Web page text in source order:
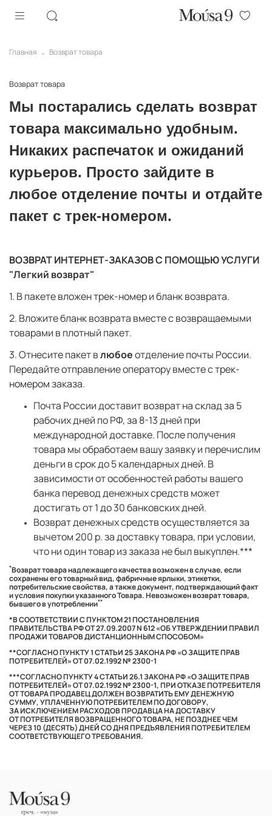
Главная Возврат товара
Возврат товара
Мы постарались сделать возврат
товара максимально удобным.
Никаких распечаток и ожиданий
курьеров. Просто зайдите в
любое отделение почты и отдайте
пакет с трек-номером.
ВОЗВРАТ ИНТЕРНЕТ-ЗАКАЗОВ С ПОМОЩЬЮ УСЛУГИ
"Легкий возврат"
1. В пакете вложен трек-номер и бланк возврата.
2. Вложите бланк возврата вместе с возвращаемыми
товарами в плотный пакет.
3. Отнесите пакет влюбоеотделение почты России.
Передайте отправление оператору вместе с трек-
номером заказа.
Почта России доставит возврат на склад за 5
рабочих дней по РФ, за 8-13 дней при
международной доставке. После получения
товара мы обработаем вашу заявку и перечислим
деньги в срок до 5 календарных дней. В
зависимости от особенностей работы вашего
банка перевод денежных средств может
достигать от 1 до 30 банковских дней.
Возврат денежных средств осуществляется за
вычетом 200 р. за доставку товара, при условии,
что ни один товар из заказа не был выкуплен.***
*Возврат товара надлежащего качества возможен в случае, если
сохранены его товарный вид, фабричные ярлыки, этикетки,
потребительские свойства, а также документ, подтверждающий факт
и условия покупки указанного Товара. Невозможен возврат товара,
бывшего в употреблении**
*В СООТВЕТСТВИИ С ПУНКТОМ 21 ПОСТАНОВЛЕНИЯ
ПРАВИТЕЛЬСТВА РФ ОТ 27.09.2007 N 612 «ОБ УТВЕРЖДЕНИИ ПРАВИЛ
ПРОДАЖИ ТОВАРОВ ДИСТАНЦИОННЫМ СПОСОБОМ»
**СОГЛАСНО ПУНКТУ 1 СТАТЬИ 25 ЗАКОНА РФ «О ЗАЩИТЕ ПРАВ
ПОТРЕБИТЕЛЕЙ» ОТ 07.02.1992 № 2300-1
***СОГЛАСНО ПУНКТУ 4 СТАТЬИ 26.1 ЗАКОНА РФ «О ЗАЩИТЕ ПРАВ
ПОТРЕБИТЕЛЕЙ» ОТ 07.02.1992 № 2300-1, ПРИ ОТКАЗЕ ПОТРЕБИТЕЛЯ
ОТ ТОВАРА ПРОДАВЕЦ ДОЛЖЕН ВОЗВРАТИТЬ ЕМУ ДЕНЕЖНУЮ
СУММУ, УПЛАЧЕННУЮ ПОТРЕБИТЕЛЕМ ПО ДОГОВОРУ,
ЗА ИСКЛЮЧЕНИЕМ РАСХОДОВ ПРОДАВЦА НА ДОСТАВКУ
ОТ ПОТРЕБИТЕЛЯ ВОЗВРАЩЕННОГО ТОВАРА, НЕ ПОЗДНЕЕ ЧЕМ
ЧЕРЕЗ 10 (ДЕСЯТЬ) ДНЕЙ СО ДНЯ ПРЕДЪЯВЛЕНИЯ ПОТРЕБИТЕЛЕМ
СООТВЕТСТВУЮЩЕГО ТРЕБОВАНИЯ.